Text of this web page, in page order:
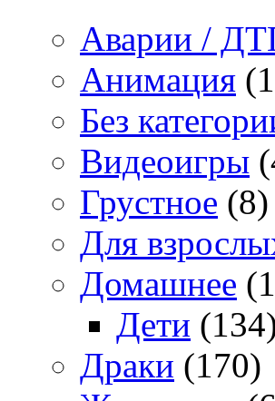
Аварии /
Анимация
Без
Видеоигры
Грустное (8)
Для
Домашнее
Дети
Драки (170)